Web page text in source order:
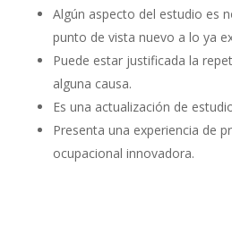
Algún aspecto del estudio es
punto de vista nuevo a lo ya
Puede estar justificada la
alguna causa.
Es una actualización de
Presenta una experiencia de
ocupacional innovadora.